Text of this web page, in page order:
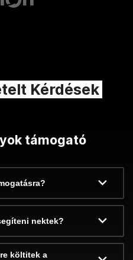
Kérdések
támogató
nektek?
költitek a